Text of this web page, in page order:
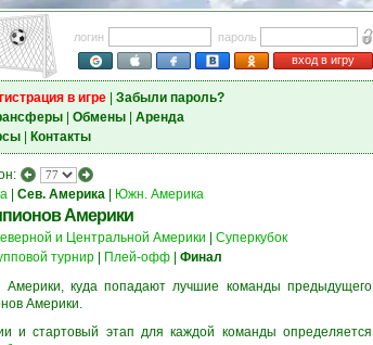
логин
пароль
вход в игру
в игре| Забыли пароль?
| Обмены| Аренда
| Контакты
| Сев. Америка| Южн. Америка
Америки
и Центральной Америки
Суперкубок
турнир Плей-офф
Финал
куда попадают лучшие команды предыдущего
Америки.
и стартовый этап для каждой команды определяется